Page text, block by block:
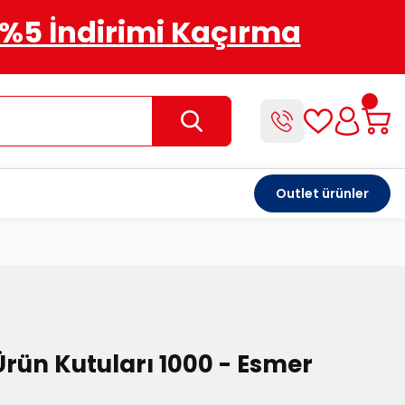
%5 İndirimi Kaçırma
Outlet ürünler
Kutuları 1000 - Esmer